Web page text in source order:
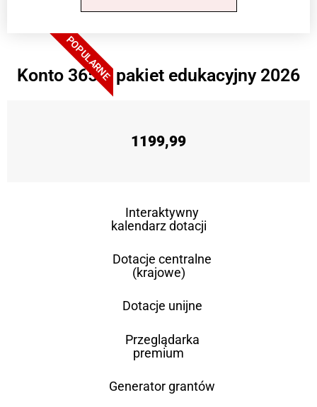
POPULARNE
Konto 365 + pakiet edukacyjny 2026
1199,99
Interaktywny
kalendarz dotacji
Dotacje centralne
(krajowe)
Dotacje unijne
Przeglądarka
premium
Generator grantów